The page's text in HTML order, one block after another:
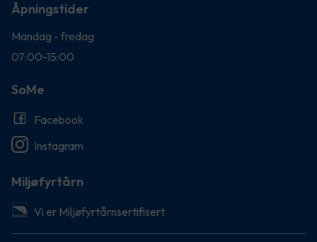
Åpningstider
Mandag - fredag
07:00-15:00
SoMe
Facebook
Instagram
Miljøfyrtårn
Vi er Miljøfyrtårnsertifisert